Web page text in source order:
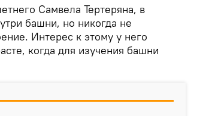
Самвела Тертеряна, в
башни, но никогда не
Интерес к этому у него
когда для изучения башни